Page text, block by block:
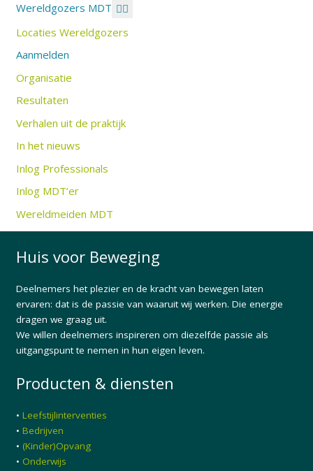
Wereldgozers MDT
Locaties Wereldgozers
Aanmelden
Organisatie
Resultaten
Verhalen uit de praktijk
In het nieuws
Inlog Professionals
Inlog MDT’er
Wereldmeiden MDT
Huis voor Beweging
Deelnemers het plezier en de kracht van bewegen laten
ervaren: dat is de passie van waaruit wij werken. Die energie
dragen we graag uit.
We willen deelnemers inspireren om diezelfde passie als
uitgangspunt te nemen in hun eigen leven.
Producten & diensten
• Leefstijlinterventies
• Bedrijven
• (Kinder)Opvang
• Onderwijs